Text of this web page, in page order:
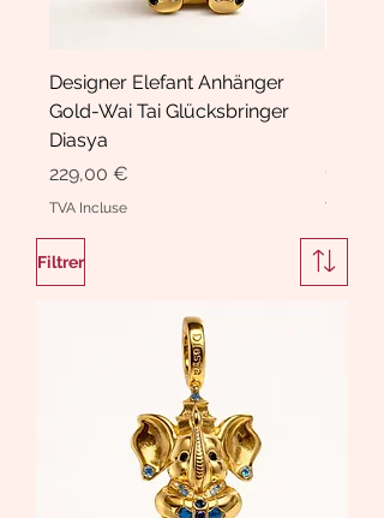
Designer Elefant Anhänger
Gold-Wai Tai Glücksbringer
Diasya
Prix
229,00 €
TVA Incluse
Prix
189,00
TVA
Filtrer